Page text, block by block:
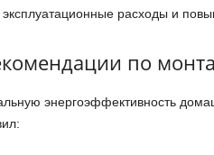
расходы и
по
энергоэффективность